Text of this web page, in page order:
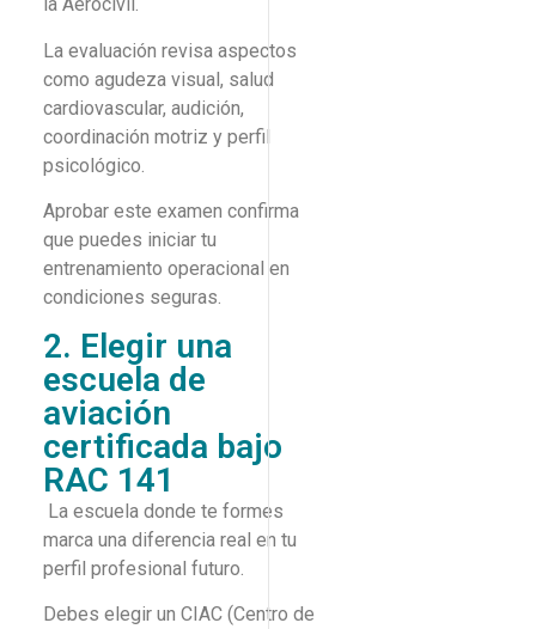
la Aerocivil.
La evaluación revisa aspectos
como agudeza visual, salud
cardiovascular, audición,
coordinación motriz y perfil
psicológico.
Aprobar este examen confirma
que puedes iniciar tu
entrenamiento operacional en
condiciones seguras.
2. Elegir una
escuela de
aviación
certificada bajo
RAC 141
La escuela donde te formes
marca una diferencia real en tu
perfil profesional futuro.
Debes elegir un CIAC (Centro de